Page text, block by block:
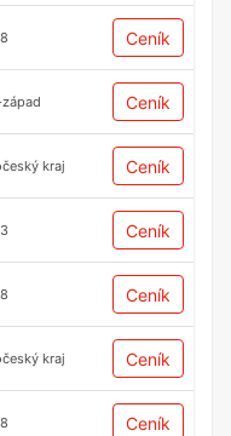
Ceník
Ceník
kraj Ceník
Ceník
Ceník
kraj Ceník
Ceník